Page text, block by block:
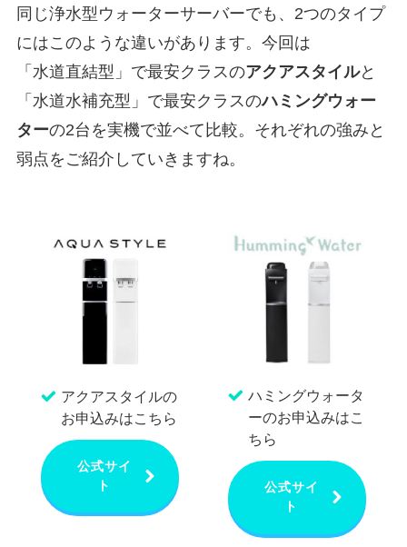
同じ浄水型ウォーターサーバーでも、2つのタイプ
にはこのような違いがあります。今回は
「水道直結型」で最安クラスのアクアスタイルと
「水道水補充型」で最安クラスのハミングウォー
ターの2台を実機で並べて比較。それぞれの強みと
弱点をご紹介していきますね。
アクアスタイルの
お申込みはこちら
公式サイ
ト
ハミングウォータ
ーのお申込みはこ
ちら
公式サイ
ト